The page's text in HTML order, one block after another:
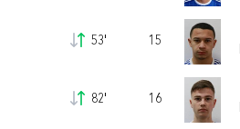
53'
82'
15
16